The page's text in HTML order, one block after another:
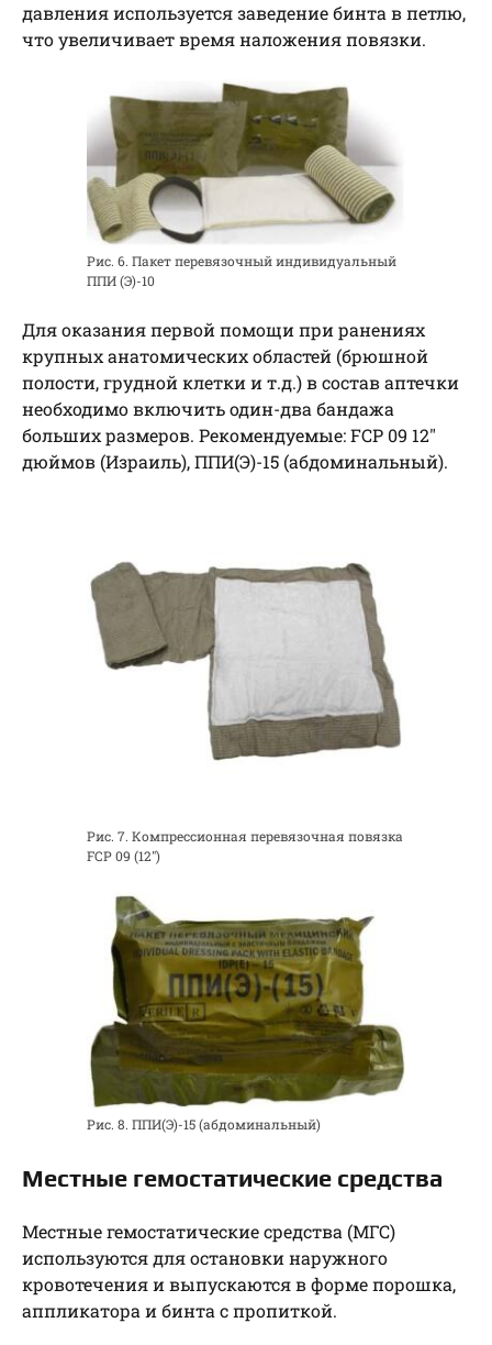
давления используется заведение бинта в петлю,
что увеличивает время наложения повязки.
Рис. 6. Пакет перевязочный индивидуальный
ППИ (Э)-10
Для оказания первой помощи при ранениях
крупных анатомических областей (брюшной
полости, грудной клетки и т.д.) в состав аптечки
необходимо включить один-два бандажа
больших размеров. Рекомендуемые: FCP 09 12″
дюймов (Израиль), ППИ(Э)-15 (абдоминальный).
Рис. 7. Компрессионная перевязочная повязка
FCP 09 (12″)
Рис. 8. ППИ(Э)-15 (абдоминальный)
Местные гемостатические средства
Местные гемостатические средства (МГС)
используются для остановки наружного
кровотечения и выпускаются в форме порошка,
аппликатора и бинта с пропиткой.